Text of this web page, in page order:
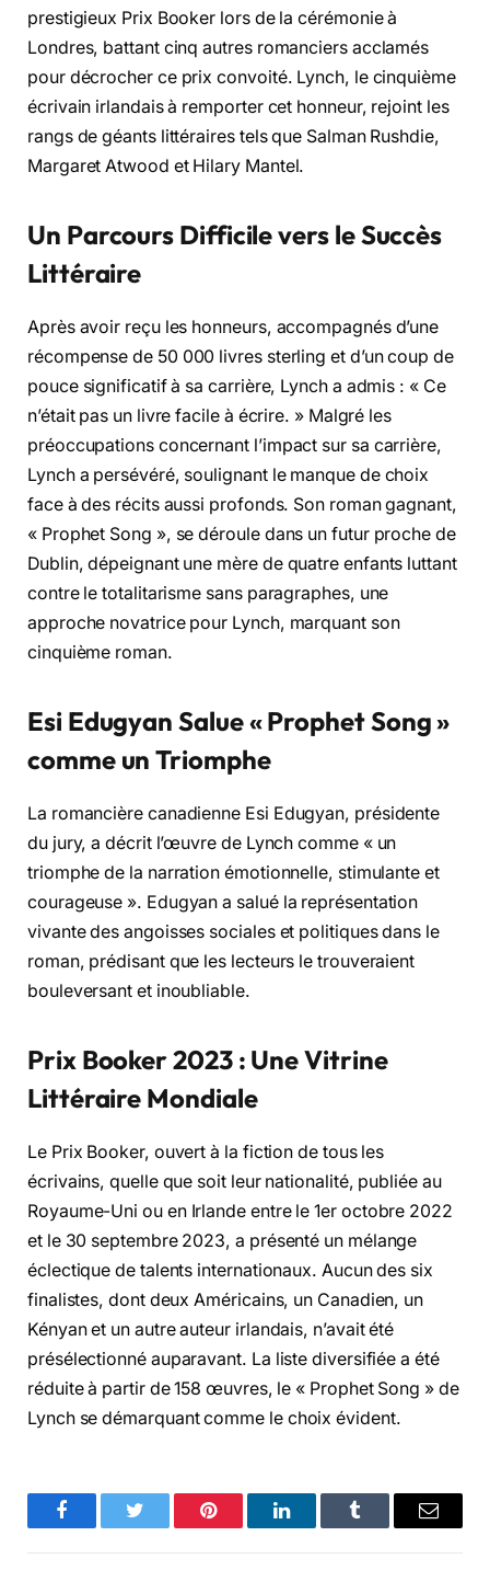
prestigieux Prix Booker lors de la cérémonie à
Londres, battant cinq autres romanciers acclamés
pour décrocher ce prix convoité. Lynch, le cinquième
écrivain irlandais à remporter cet honneur, rejoint les
rangs de géants littéraires tels que Salman Rushdie,
Margaret Atwood et Hilary Mantel.
Un Parcours Difficile vers le Succès
Littéraire
Après avoir reçu les honneurs, accompagnés d’une
récompense de 50 000 livres sterling et d’un coup de
pouce significatif à sa carrière, Lynch a admis : « Ce
n’était pas un livre facile à écrire. » Malgré les
préoccupations concernant l’impact sur sa carrière,
Lynch a persévéré, soulignant le manque de choix
face à des récits aussi profonds. Son roman gagnant,
« Prophet Song », se déroule dans un futur proche de
Dublin, dépeignant une mère de quatre enfants luttant
contre le totalitarisme sans paragraphes, une
approche novatrice pour Lynch, marquant son
cinquième roman.
Esi Edugyan Salue « Prophet Song »
comme un Triomphe
La romancière canadienne Esi Edugyan, présidente
du jury, a décrit l’œuvre de Lynch comme « un
triomphe de la narration émotionnelle, stimulante et
courageuse ». Edugyan a salué la représentation
vivante des angoisses sociales et politiques dans le
roman, prédisant que les lecteurs le trouveraient
bouleversant et inoubliable.
Prix Booker 2023 : Une Vitrine
Littéraire Mondiale
Le Prix Booker, ouvert à la fiction de tous les
écrivains, quelle que soit leur nationalité, publiée au
Royaume-Uni ou en Irlande entre le 1er octobre 2022
et le 30 septembre 2023, a présenté un mélange
éclectique de talents internationaux. Aucun des six
finalistes, dont deux Américains, un Canadien, un
Kényan et un autre auteur irlandais, n’avait été
présélectionné auparavant. La liste diversifiée a été
réduite à partir de 158 œuvres, le « Prophet Song » de
Lynch se démarquant comme le choix évident.
FacebookTwitter Pinterest LinkedInTumblr Email